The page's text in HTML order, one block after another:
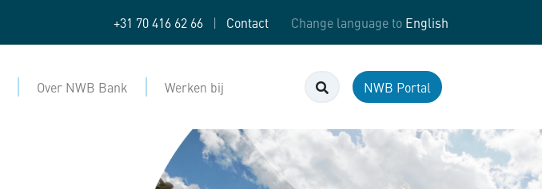
+31 70 416 62 66 | Contact Change language to English
ZoekenNWB Portal
Over NWB Bank Werken bij